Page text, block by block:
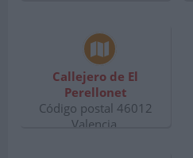
Callejero de El
Perellonet
Código postal 46012
Valencia.